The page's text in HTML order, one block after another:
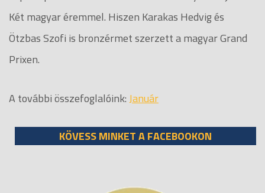
Két magyar éremmel. Hiszen Karakas Hedvig és
Ötzbas Szofi is bronzérmet szerzett a magyar Grand
Prixen.
A további összefoglalóink:Január
KÖVESS MINKET A FACEBOOKON